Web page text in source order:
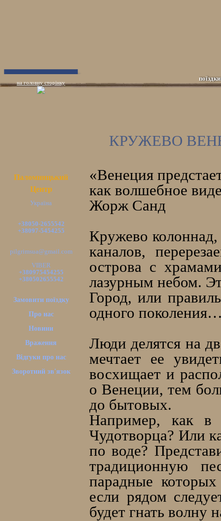
поїздки
на головну сторінку
Паломницький
Центр
Україна
+38050-2655542
+38097-5454255
pilgrimsua@gmail.com
VIBER
+380975454255
+380502655542
Замовити поїздку
Про нас
Новини
Враження
Відгуки про нас
Зворотний зв'язок
КРУЖЕВО
«Венеция
как волшебное
Жорж Санд
Кружево
каналов,
острова с
лазурным небом.
Город, или
одного
Люди делятся на
мечтает ее
восхищает и
о Венеции, тем
до бытовых.
Например, как в
Чудотворца? Или
по воде?
традиционную
парадные
если рядом
будет гнать волну